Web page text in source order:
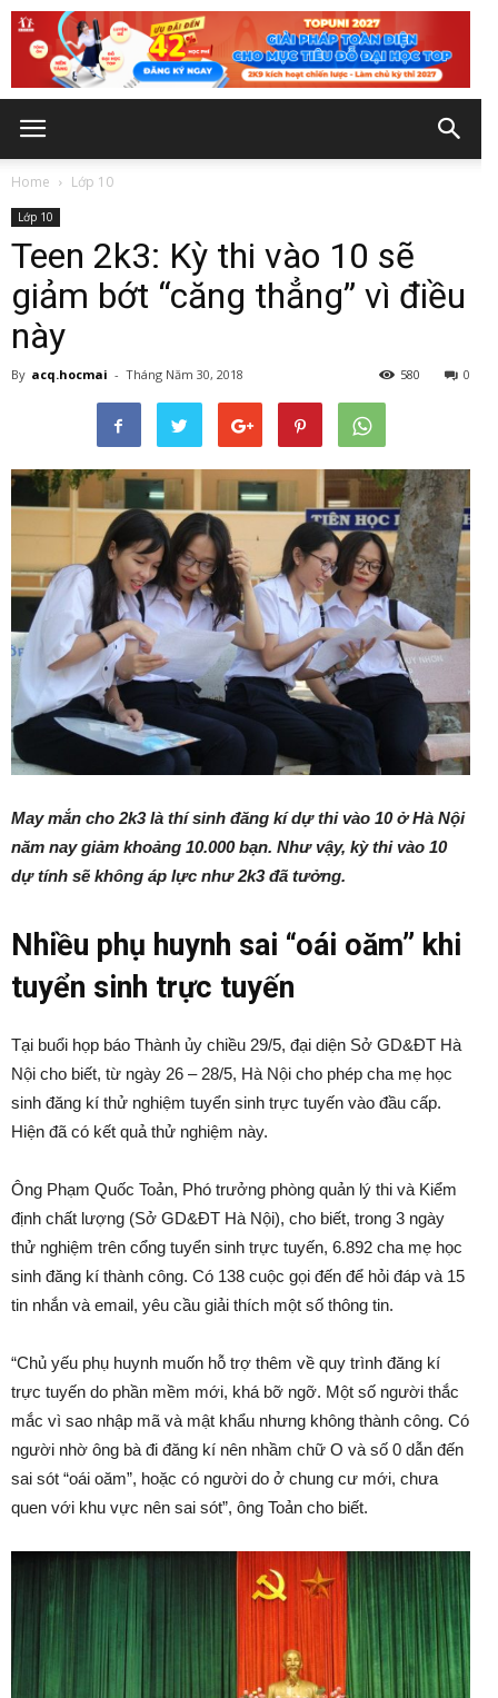
Home Lớp 10
Lớp 10
Teen 2k3: Kỳ thi vào 10 sẽ
giảm bớt “căng thẳng” vì điều
này
By acq.hocmai - Tháng Năm 30, 2018 0
580
May mắn cho 2k3 là thí sinh đăng kí dự thi vào 10 ở Hà Nội
năm nay giảm khoảng 10.000 bạn. Như vậy, kỳ thi vào 10
dự tính sẽ không áp lực như 2k3 đã tưởng.
Nhiều phụ huynh sai “oái oăm” khi
tuyển sinh trực tuyến
Tại buổi họp báo Thành ủy chiều 29/5, đại diện Sở GD&ĐT Hà
Nội cho biết, từ ngày 26 – 28/5, Hà Nội cho phép cha mẹ học
sinh đăng kí thử nghiệm tuyển sinh trực tuyến vào đầu cấp.
Hiện đã có kết quả thử nghiệm này.
Ông Phạm Quốc Toản, Phó trưởng phòng quản lý thi và Kiểm
định chất lượng (Sở GD&ĐT Hà Nội), cho biết, trong 3 ngày
thử nghiệm trên cổng tuyển sinh trực tuyến, 6.892 cha mẹ học
sinh đăng kí thành công. Có 138 cuộc gọi đến để hỏi đáp và 15
tin nhắn và email, yêu cầu giải thích một số thông tin.
“Chủ yếu phụ huynh muốn hỗ trợ thêm về quy trình đăng kí
trực tuyến do phần mềm mới, khá bỡ ngỡ. Một số người thắc
mắc vì sao nhập mã và mật khẩu nhưng không thành công. Có
người nhờ ông bà đi đăng kí nên nhầm chữ O và số 0 dẫn đến
sai sót “oái oăm”, hoặc có người do ở chung cư mới, chưa
quen với khu vực nên sai sót”, ông Toản cho biết.